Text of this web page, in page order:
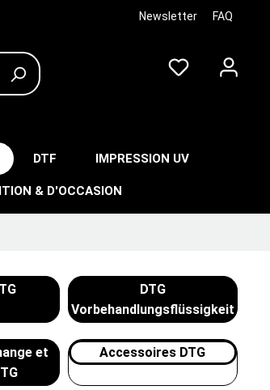
Newsletter FAQ
DTF IMPRESSION UV
& D'OCCASION
DTG
Vorbehandlungsflüssigkeit
et
Accessoires DTG